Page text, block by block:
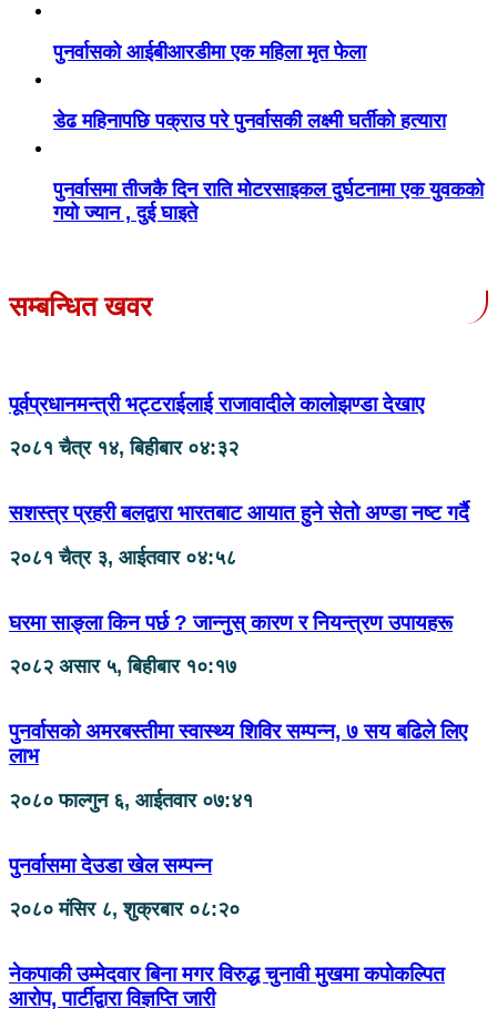
पुनर्वासको आईबीआरडीमा एक महिला मृत फेला
डेढ महिनापछि पक्राउ परे पुनर्वासकी लक्ष्मी घर्तीको हत्यारा
पुनर्वासमा तीजकै दिन राति मोटरसाइकल दुर्घटनामा एक युवकको
गयो ज्यान , दुई घाइते
सम्बन्धित खवर
पूर्वप्रधानमन्त्री भट्टराईलाई राजावादीले कालोझण्डा देखाए
२०८१ चैत्र १४, बिहीबार ०४:३२
सशस्त्र प्रहरी बलद्वारा भारतबाट आयात हुने सेतो अण्डा नष्ट गर्दै
२०८१ चैत्र ३, आईतवार ०४:५८
घरमा साङ्ला किन पर्छ ? जान्नुस् कारण र नियन्त्रण उपायहरू
२०८२ असार ५, बिहीबार १०:१७
पुनर्वासको अमरबस्तीमा स्वास्थ्य शिविर सम्पन्न, ७ सय बढिले लिए
लाभ
२०८० फाल्गुन ६, आईतवार ०७:४१
पुनर्वासमा देउडा खेल सम्पन्न
२०८० मंसिर ८, शुक्रबार ०८:२०
नेकपाकी उम्मेदवार बिना मगर विरुद्ध चुनावी मुखमा कपोकल्पित
आरोप, पार्टीद्वारा विज्ञप्ति जारी